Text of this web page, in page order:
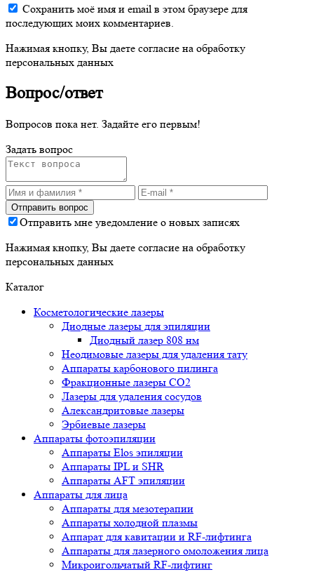
Сохранить моё имя и email в этом браузере для
последующих моих комментариев.
Нажимая кнопку, Вы даете согласие на обработку
персональных данных
Вопрос/ответ
Вопросов пока нет. Задайте его первым!
Задать вопрос
Отправить мне уведомление о новых записях
Нажимая кнопку, Вы даете согласие на обработку
персональных данных
Каталог
Косметологические лазеры
Диодные лазеры для эпиляции
Диодный лазер 808 нм
Неодимовые лазеры для удаления тату
Аппараты карбонового пилинга
Фракционные лазеры CO2
Лазеры для удаления сосудов
Александритовые лазеры
Эрбиевые лазеры
Аппараты фотоэпиляции
Аппараты Elos эпиляции
Аппараты IPL и SHR
Аппараты AFT эпиляции
Аппараты для лица
Аппараты для мезотерапии
Аппараты холодной плазмы
Аппарат для кавитации и RF-лифтинга
Аппараты для лазерного омоложения лица
Микроигольчатый RF-лифтинг